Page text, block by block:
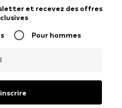
et recevez des offres
Pour hommes